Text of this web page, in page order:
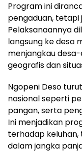
Program ini
pengaduan, tetapi
Pelaksanaannya
langsung ke desa
menjangkau
geografis dan
Ngopeni Deso
nasional seperti
pangan, serta
Ini menjadikan
terhadap
dalam jangka